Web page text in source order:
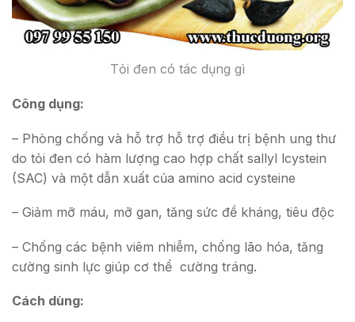
Tỏi đen có tác dụng gì
Công dụng:
– Phòng chống và hỗ trợ hỗ trợ điều trị bệnh ung thư
do tỏi đen có hàm lượng cao hợp chất sallyl lcystein
(SAC) và một dẫn xuất của amino acid cysteine
– Giảm mỡ máu, mỡ gan, tăng sức đề kháng, tiêu độc
– Chống các bệnh viêm nhiễm, chống lão hóa, tăng
cường sinh lực giúp cơ thể cường tráng.
Cách dùng: